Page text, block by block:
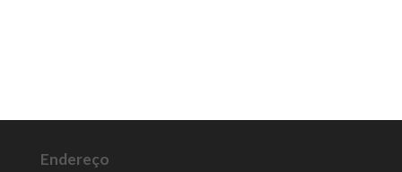
Endereço